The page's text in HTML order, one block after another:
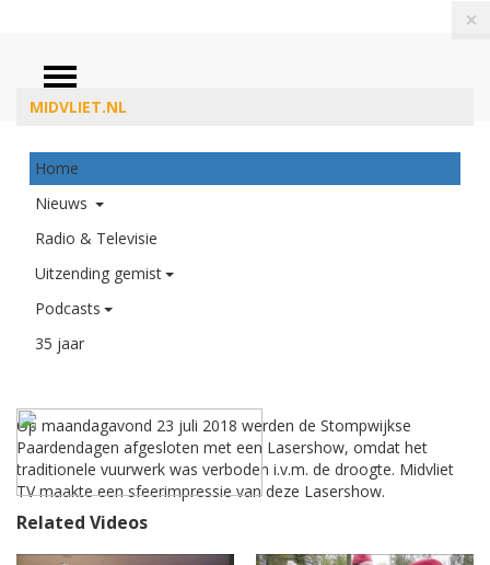
MIDVLIET.NL
×
Home
Nieuws
Radio & Televisie
Uitzending gemist
Podcasts
35 jaar
ZOEKEN
Op maandagavond 23 juli 2018 werden de Stompwijkse
Paardendagen afgesloten met een Lasershow, omdat het
traditionele vuurwerk was verboden i.v.m. de droogte. Midvliet
TV maakte een sfeerimpressie van deze Lasershow.
Related Videos